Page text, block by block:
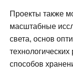
Проекты также
масштабные
света, основ
способов